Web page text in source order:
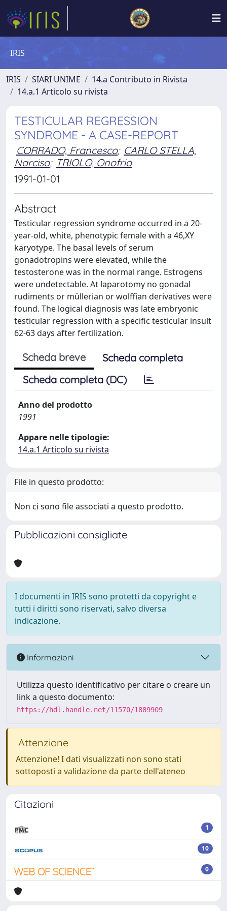
IRIS
IRIS SIARI UNIME
14.a Contributo in Rivista
14.a.1 Articolo su rivista
TESTICULAR REGRESSION
SYNDROME - A CASE-REPORT
CORRADO, Francesco; CARLO STELLA,
Narciso; TRIOLO, Onofrio
1991-01-01
Abstract
Testicular regression syndrome occurred in a 20-
year-old, white, phenotypic female with a 46,XY
karyotype. The basal levels of serum
gonadotropins were elevated, while the
testosterone was in the normal range. Estrogens
were undetectable. At laparotomy no gonadal
rudiments or müllerian or wolffian derivatives were
found. The logical diagnosis was late embryonic
testicular regression with a specific testicular insult
62-63 days after fertilization.
Scheda breve
Scheda completa
Scheda completa (DC)
Anno del prodotto
1991
Appare nelle tipologie:
14.a.1 Articolo su rivista
File in questo prodotto:
Non ci sono file associati a questo prodotto.
Pubblicazioni consigliate
I documenti in IRIS sono protetti da copyright e
tutti i diritti sono riservati, salvo diversa
indicazione.
Informazioni
Utilizza questo identificativo per citare o creare un
link a questo documento:
https://hdl.handle.net/11570/1889909
Attenzione
Attenzione! I dati visualizzati non sono stati
sottoposti a validazione da parte dell'ateneo
Citazioni
1
10
0